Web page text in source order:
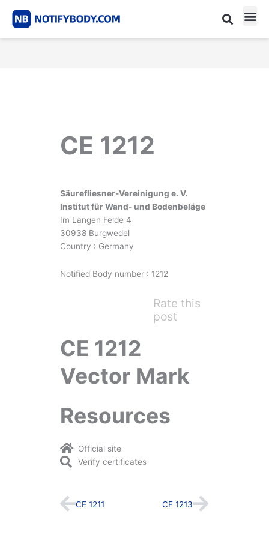
CE 1212
Säurefliesner-Vereinigung e. V.
Institut für Wand- und Bodenbeläge
Im Langen Felde 4
30938 Burgwedel
Country : Germany
Notified Body number : 1212
Rate this
post
CE 1212
Vector Mark
Resources
Official site
Verify certificates
Prev
CE 1211 CE 1213Next